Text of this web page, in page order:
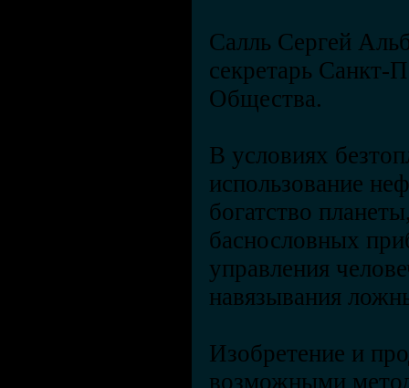
Салль Сергей
секретарь Санкт-
Общества.
В условиях
использование
богатство
баснословных
управления
навязывания
Изобретение и
возможными